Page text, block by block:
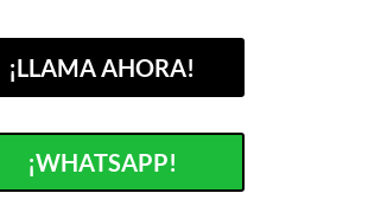
¡LLAMA AHORA!
¡WHATSAPP!